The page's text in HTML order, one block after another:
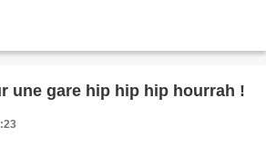
une gare hip hip hip hourrah !